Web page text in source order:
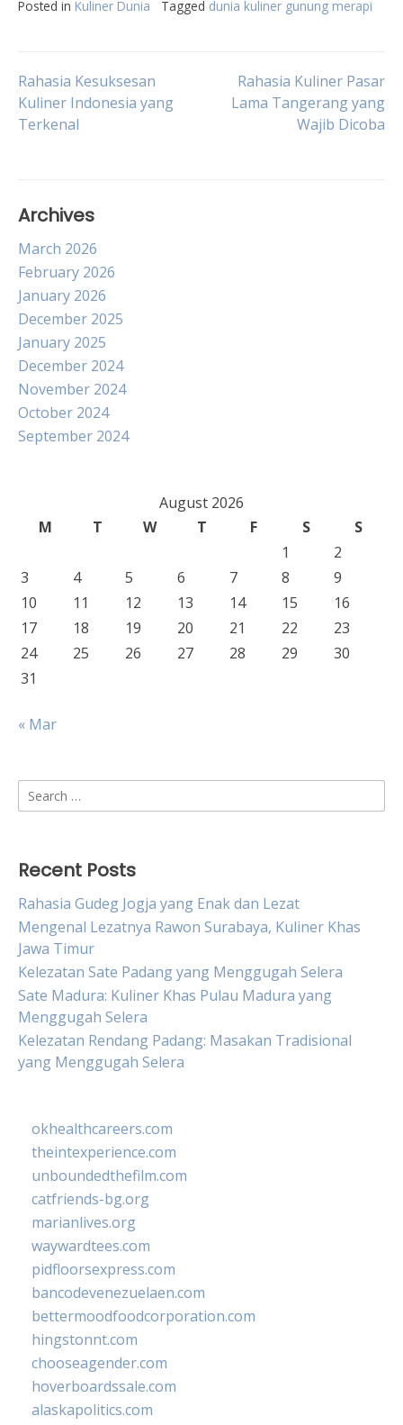
Posted in Kuliner Dunia Tagged dunia kuliner gunung merapi
Post
navigation
Rahasia Kesuksesan
Kuliner Indonesia yang
Terkenal
Rahasia Kuliner Pasar
Lama Tangerang yang
Wajib Dicoba
Archives
March 2026
February 2026
January 2026
December 2025
January 2025
December 2024
November 2024
October 2024
September 2024
August 2026
M
T W T F S
S
1
2
3
4 5 6 7 8
9
10
11 12 13 14 15
16
17
18 19 20 21 22
23
24
25 26 27 28 29
30
31
« Mar
Search
for:
Recent Posts
Rahasia Gudeg Jogja yang Enak dan Lezat
Mengenal Lezatnya Rawon Surabaya, Kuliner Khas
Jawa Timur
Kelezatan Sate Padang yang Menggugah Selera
Sate Madura: Kuliner Khas Pulau Madura yang
Menggugah Selera
Kelezatan Rendang Padang: Masakan Tradisional
yang Menggugah Selera
okhealthcareers.com
theintexperience.com
unboundedthefilm.com
catfriends-bg.org
marianlives.org
waywardtees.com
pidfloorsexpress.com
bancodevenezuelaen.com
bettermoodfoodcorporation.com
hingstonnt.com
chooseagender.com
hoverboardssale.com
alaskapolitics.com